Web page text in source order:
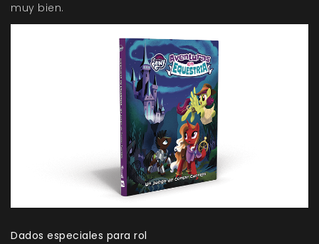
muy bien.
Dados especiales para rol